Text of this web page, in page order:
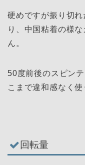
硬めですが振り切
り、中国粘着の様
ん。
50度前後のスピン
こまで違和感なく使
回転量